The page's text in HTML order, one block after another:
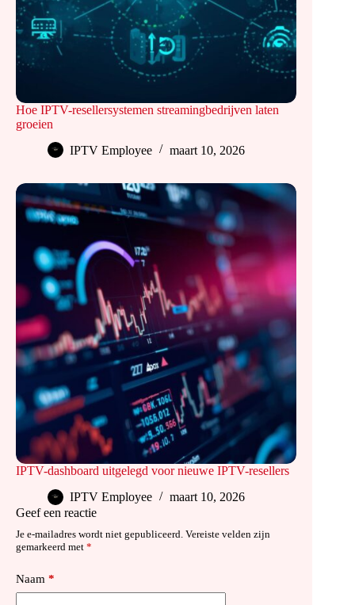
Hoe IPTV-resellersystemen streamingbedrijven laten
groeien
IPTV Employee
maart 10, 2026
IPTV-dashboard uitgelegd voor nieuwe IPTV-resellers
IPTV Employee
maart 10, 2026
Geef een reactie
Je e-mailadres wordt niet gepubliceerd. Vereiste velden zijn
gemarkeerd met *
Naam *